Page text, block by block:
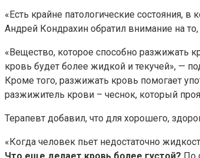
«Есть крайне патологические состояния,
Андрей Кондрахин обратил внимание на
«Вещество, которое способно разжижать
кровь будет более жидкой и текучей», —
Кроме того, разжижать кровь помогает
разжижитель крови – чеснок, который
Терапевт добавил, что для хорошего,
«Когда человек пьет недостаточно